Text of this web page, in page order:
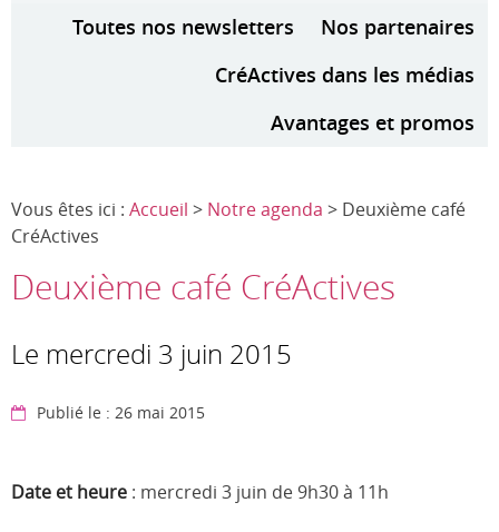
Toutes nos newsletters
Nos partenaires
CréActives dans les médias
Avantages et promos
Vous êtes ici : Accueil > Notre agenda > Deuxième café
CréActives
Deuxième café CréActives
Le mercredi 3 juin 2015
Publié le : 26 mai 2015
Date et heure : mercredi 3 juin de 9h30 à 11h